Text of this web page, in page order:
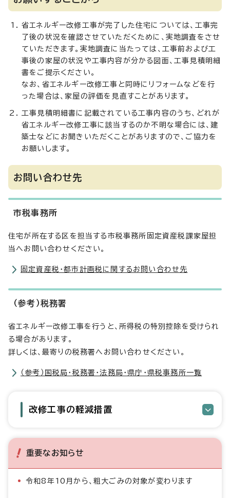
省エネルギー改修工事が完了した住宅については、工事完
了後の状況を確認させていただくために、実地調査をさせ
ていただきます。実地調査に当たっては、工事前および工
事後の家屋の状況や工事内容が分かる図面、工事見積明細
書をご提示ください。
なお、省エネルギー改修工事と同時にリフォームなどを行
った場合は、家屋の評価を見直すことがあります。
工事見積明細書に記載されている工事内容のうち、どれが
省エネルギー改修工事に該当するのか不明な場合には、建
築士などにお聞きいただくことがありますので、ご協力を
お願いします。
お問い合わせ先
市税事務所
住宅が所在する区を担当する市税事務所固定資産税課家屋担
当へお問い合わせください。
固定資産税・都市計画税に関するお問い合わせ先
（参考）税務署
省エネルギー改修工事を行うと、所得税の特別控除を受けられ
る場合があります。
詳しくは、最寄りの税務署へお問い合わせください。
（参考）国税局・税務署・法務局・県庁・県税事務所一覧
改修工事の軽減措置
重要なお知らせ
令和8年10月から、粗大ごみの対象が変わります